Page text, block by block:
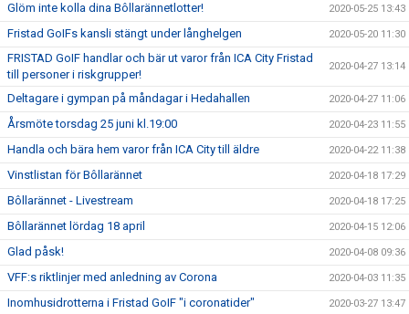
Glöm inte kolla dina Bôllarännetlotter! 2020-05-25 13:43
Fristad GoIFs kansli stängt under långhelgen 2020-05-20 11:30
FRISTAD GoIF handlar och bär ut varor från ICA City Fristad
till personer i riskgrupper!
2020-04-27 13:14
Deltagare i gympan på måndagar i Hedahallen 2020-04-27 11:06
Årsmöte torsdag 25 juni kl.19:00 2020-04-23 11:55
Handla och bära hem varor från ICA City till äldre 2020-04-22 11:38
Vinstlistan för Bôllarännet 2020-04-18 17:29
Bôllarännet - Livestream 2020-04-18 17:25
Bôllarännet lördag 18 april 2020-04-15 12:06
Glad påsk! 2020-04-08 09:36
VFF:s riktlinjer med anledning av Corona 2020-04-03 11:35
Inomhusidrotterna i Fristad GoIF "i coronatider" 2020-03-27 13:47